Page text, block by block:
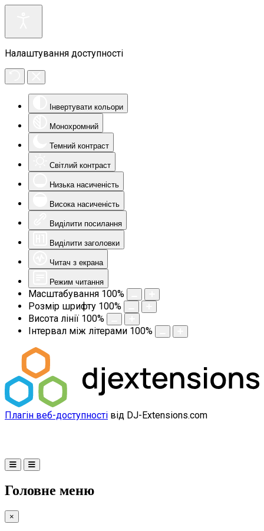
Налаштування доступності
Інвертувати кольори
Монохромний
Темний контраст
Світлий контраст
Низька насиченість
Висока насиченість
Виділити посилання
Виділити заголовки
Читач з екрана
Режим читання
Масштабування 100%
Розмір шрифту 100%
Висота лінії 100%
Інтервал між літерами 100%
Плагін веб-доступності від DJ-Extensions.com
Головне меню
×